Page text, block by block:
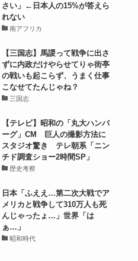
さい」←日本人の15%が答えら
れない
南アフリカ
【三国志】馬謖って戦争に出さ
ずに内政だけやらせてりゃ街亭
の戦いも起こらず、うまく仕事
こなせてたんじゃね？
三国志
【テレビ】昭和の「丸大ハンバ
ーグ」CM 巨人の撮影方法に
スタジオ驚き テレ朝系「ニン
チド調査ショー2時間SP」
歴史考察
日本「ふええ…第二次大戦でア
メリカと戦争して310万人も死
んじゃったょ…」世界「は
ぁ…」
昭和時代